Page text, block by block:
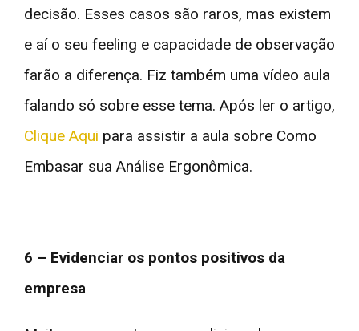
decisão. Esses casos são raros, mas existem
e aí o seu feeling e capacidade de observação
farão a diferença. Fiz também uma vídeo aula
falando só sobre esse tema. Após ler o artigo,
Clique Aqui para assistir a aula sobre Como
Embasar sua Análise Ergonômica.
6 – Evidenciar os pontos positivos da
empresa